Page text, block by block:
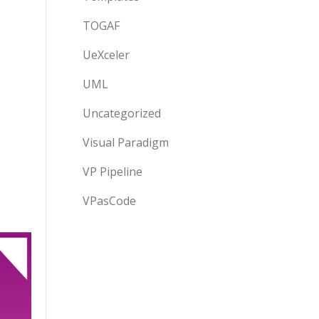
TOGAF
UeXceler
UML
Uncategorized
Visual Paradigm
VP Pipeline
VPasCode